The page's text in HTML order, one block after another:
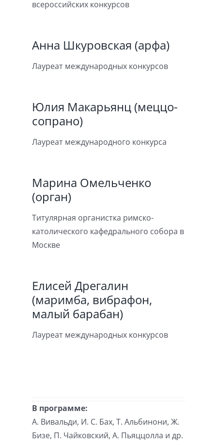
всероссийских конкурсов
Анна Шкуровская (арфа)
Лауреат международных конкурсов
Юлия Макарьянц (меццо-
сопрано)
Лауреат международного конкурса
Марина Омельченко
(орган)
Титулярная органистка римско-
католического кафедрального собора в
Москве
Елисей Дрегалин
(маримба, вибрафон,
малый барабан)
Лауреат международных конкурсов
В программе:
А. Вивальди, И. С. Бах, Т. Альбинони, Ж.
Бизе, П. Чайковский, А. Пьяццолла и др.